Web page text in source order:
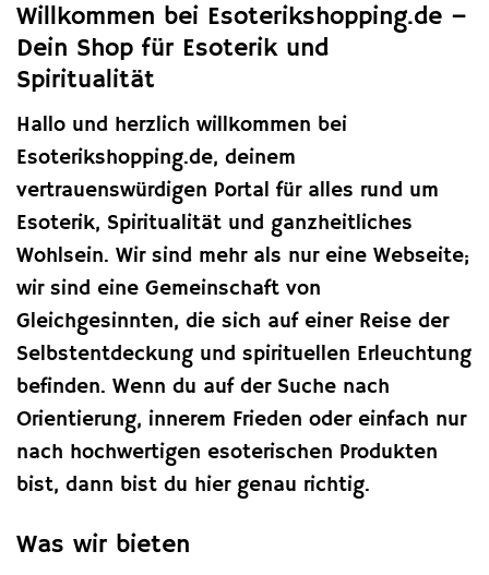
Willkommen bei Esoterikshopping.de –
Dein Shop für Esoterik und
Spiritualität
Hallo und herzlich willkommen bei
Esoterikshopping.de, deinem
vertrauenswürdigen Portal für alles rund um
Esoterik, Spiritualität und ganzheitliches
Wohlsein. Wir sind mehr als nur eine Webseite;
wir sind eine Gemeinschaft von
Gleichgesinnten, die sich auf einer Reise der
Selbstentdeckung und spirituellen Erleuchtung
befinden. Wenn du auf der Suche nach
Orientierung, innerem Frieden oder einfach nur
nach hochwertigen esoterischen Produkten
bist, dann bist du hier genau richtig.
Was wir bieten